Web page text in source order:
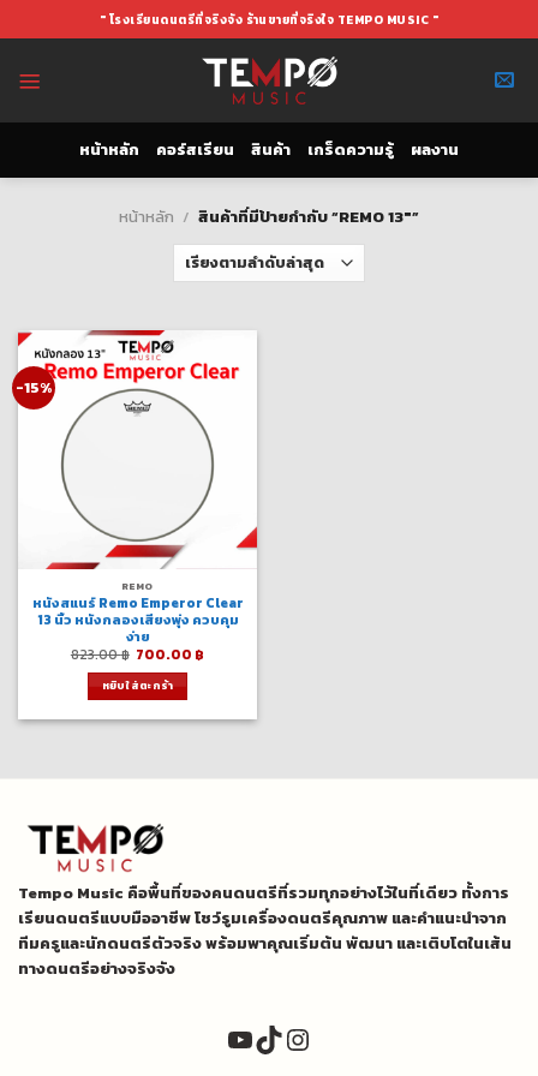
to
" โรงเรียนดนตรีที่จริงจัง ร้านขายที่จริงใจ TEMPO MUSIC "
หน้าหลัก คอร์สเรียน สินค้า เกร็ดความรู้ ผลงาน
หน้าหลัก / สินค้าที่มีป้ายกำกับ “REMO 13"”
-15%
REMO
หนังสแนร์ Remo Emperor Clear
13 นิ้ว หนังกลองเสียงพุ่ง ควบคุม
ง่าย
823.00฿ Original
was:
823.00 ฿.
700.00 ฿
หยิบใส่ตะกร้า
Tempo Music คือพื้นที่ของคนดนตรีที่รวมทุกอย่างไว้ในที่เดียว ทั้งการ
เรียนดนตรีแบบมืออาชีพ โชว์รูมเครื่องดนตรีคุณภาพ และคำแนะนำจาก
ทีมครูและนักดนตรีตัวจริง พร้อมพาคุณเริ่มต้น พัฒนา และเติบโตในเส้น
ทางดนตรีอย่างจริงจัง
YouTube
TikTok
Instagram